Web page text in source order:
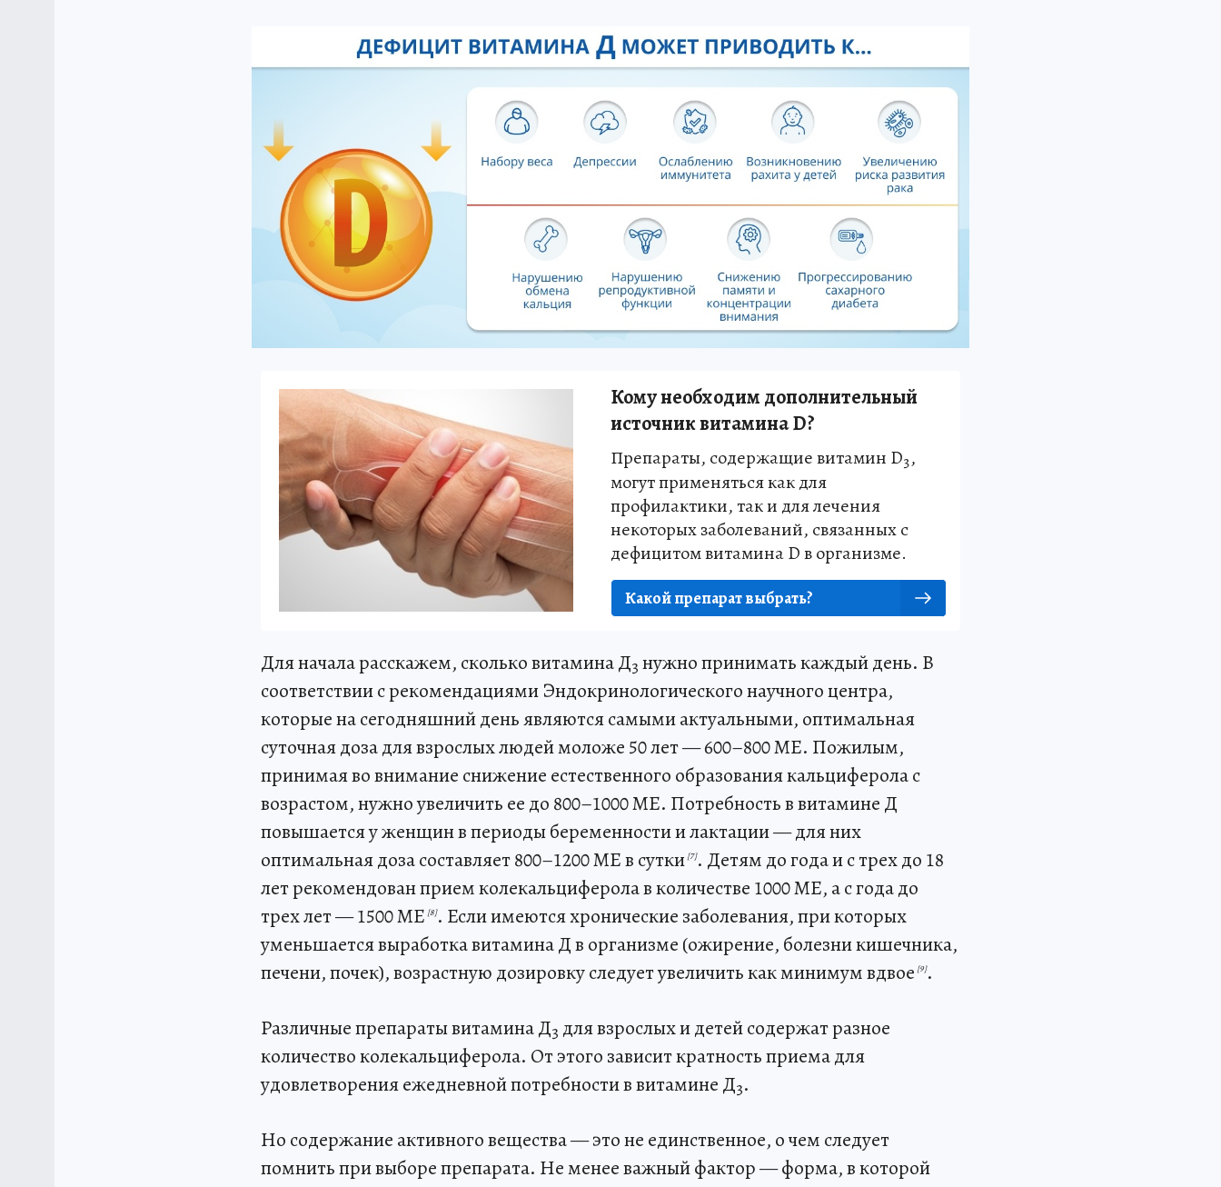
Кому необходим дополнительный
источник витамина D?
Препараты, содержащие витамин D3,
могут применяться как для
профилактики, так и для лечения
некоторых заболеваний, связанных с
дефицитом витамина D в организме.
Какой препарат выбрать?
Для начала расскажем, сколько витамина Д3 нужно принимать каждый день. В
соответствии с рекомендациями Эндокринологического научного центра,
которые на сегодняшний день являются самыми актуальными, оптимальная
суточная доза для взрослых людей моложе 50 лет — 600–800 МЕ. Пожилым,
принимая во внимание снижение естественного образования кальциферола с
возрастом, нужно увеличить ее до 800–1000 МЕ. Потребность в витамине Д
повышается у женщин в периоды беременности и лактации — для них
оптимальная доза составляет 800–1200 МЕ в сутки [7]. Детям до года и с трех до 18
лет рекомендован прием колекальциферола в количестве 1000 МЕ, а с года до
трех лет — 1500 МЕ [8]. Если имеются хронические заболевания, при которых
уменьшается выработка витамина Д в организме (ожирение, болезни кишечника,
печени, почек), возрастную дозировку следует увеличить как минимум вдвое [9].
Различные препараты витамина Д3 для взрослых и детей содержат разное
количество колекальциферола. От этого зависит кратность приема для
удовлетворения ежедневной потребности в витамине Д3.
Но содержание активного вещества — это не единственное, о чем следует
помнить при выборе препарата. Не менее важный фактор — форма, в которой